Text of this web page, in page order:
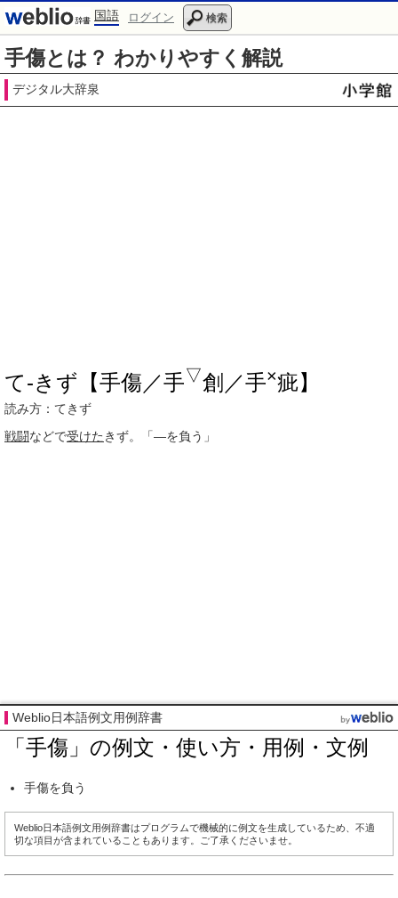
国語 ログイン 検索
手傷とは？ わかりやすく解説
デジタル大辞泉
て‐きず【手傷／手▽創／手×疵】
読み方：てきず
戦闘などで受けた きず。「―を負う」
Weblio日本語例文用例辞書
「手傷」の例文・使い方・用例・文例
手傷を負う
Weblio日本語例文用例辞書はプログラムで機械的に例文を生成しているため、不適
切な項目が含まれていることもあります。ご了承くださいませ。